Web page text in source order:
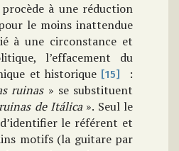
à une réduction
le moins inattendue
à une circonstance et
l’effacement du
et historique [15]
:
ruinas » se substituent
de Itálica ». Seul le
le référent et
motifs (la guitare par